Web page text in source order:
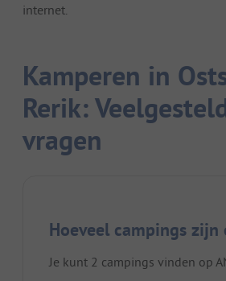
internet.
Kamperen in
Rerik:
vragen
Hoeveel campings zijn
Je kunt 2 campings vinden op